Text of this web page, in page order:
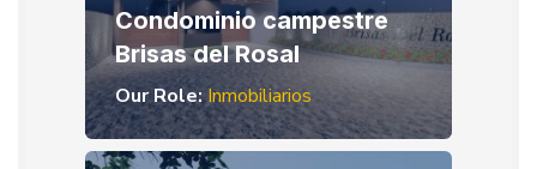
Condominio campestre
Brisas del Rosal
Our Role:Inmobiliarios